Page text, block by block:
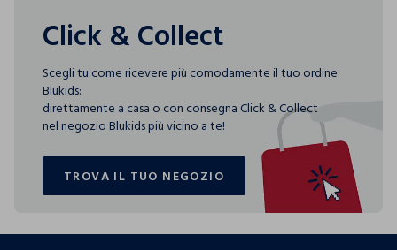
Click & Collect
Scegli tu come ricevere più comodamente il tuo ordine
Blukids:
direttamente a casa o con consegna Click & Collect
nel negozio Blukids più vicino a te!
TROVA IL TUO NEGOZIO
TROVA IL TUO NEGOZIO